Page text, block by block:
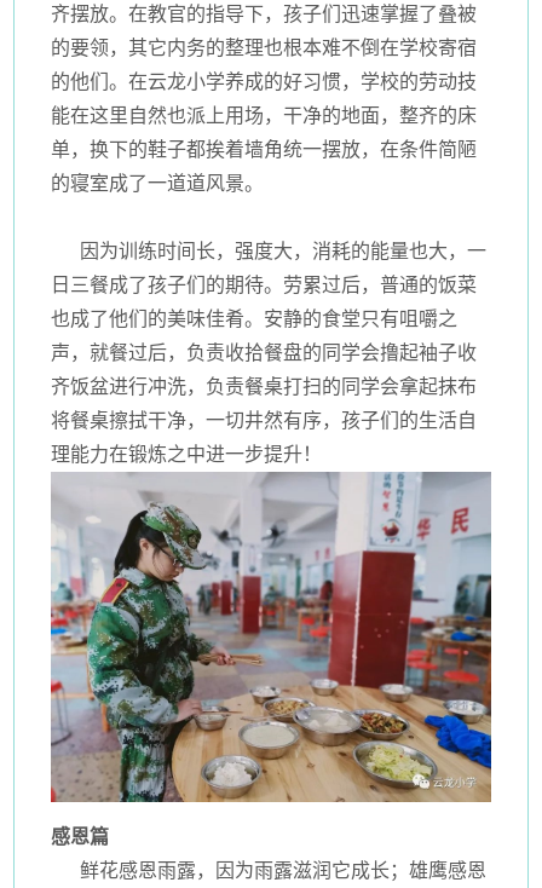
齐摆放。在教官的指导下，孩子们迅速掌握了叠被
的要领，其它内务的整理也根本难不倒在学校寄宿
的他们。在云龙小学养成的好习惯，学校的劳动技
能在这里自然也派上用场，干净的地面，整齐的床
单，换下的鞋子都挨着墙角统一摆放，在条件简陋
的寝室成了一道道风景。
因为训练时间长，强度大，消耗的能量也大，一
日三餐成了孩子们的期待。劳累过后，普通的饭菜
也成了他们的美味佳肴。安静的食堂只有咀嚼之
声，就餐过后，负责收拾餐盘的同学会撸起袖子收
齐饭盆进行冲洗，负责餐桌打扫的同学会拿起抹布
将餐桌擦拭干净，一切井然有序，孩子们的生活自
理能力在锻炼之中进一步提升！
感恩篇
鲜花感恩雨露，因为雨露滋润它成长；雄鹰感恩